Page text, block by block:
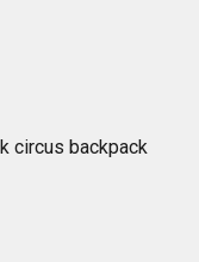
circus backpack